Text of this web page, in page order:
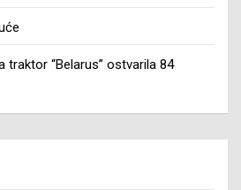
traktor “Belarus” ostvarila 84